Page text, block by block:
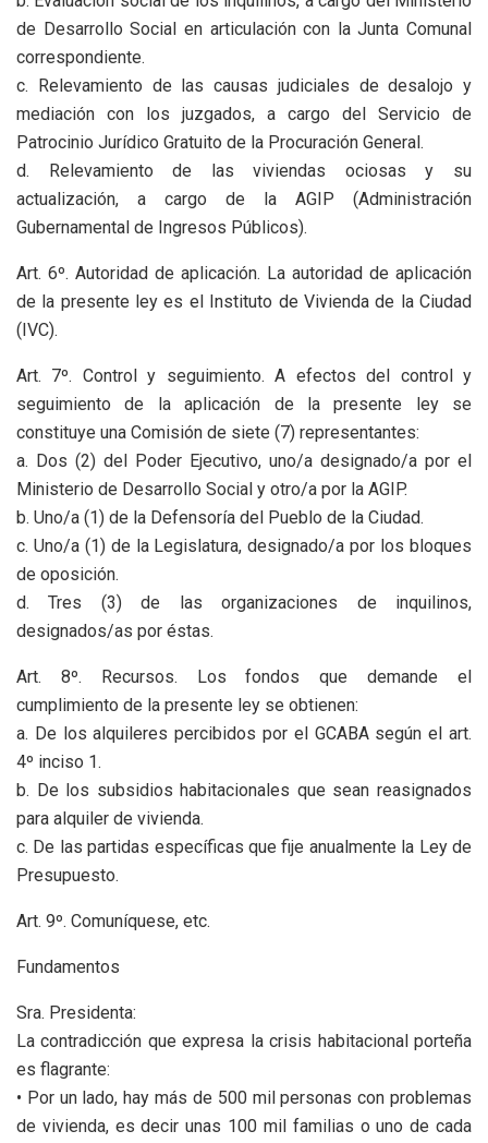
de Desarrollo Social en articulación con la Junta Comunal
correspondiente.
c. Relevamiento de las causas judiciales de desalojo y
mediación con los juzgados, a cargo del Servicio de
Patrocinio Jurídico Gratuito de la Procuración General.
d. Relevamiento de las viviendas ociosas y su
actualización, a cargo de la AGIP (Administración
Gubernamental de Ingresos Públicos).
Art. 6º. Autoridad de aplicación. La autoridad de aplicación
de la presente ley es el Instituto de Vivienda de la Ciudad
(IVC).
Art. 7º. Control y seguimiento. A efectos del control y
seguimiento de la aplicación de la presente ley se
constituye una Comisión de siete (7) representantes:
a. Dos (2) del Poder Ejecutivo, uno/a designado/a por el
Ministerio de Desarrollo Social y otro/a por la AGIP.
b. Uno/a (1) de la Defensoría del Pueblo de la Ciudad.
c. Uno/a (1) de la Legislatura, designado/a por los bloques
de oposición.
d. Tres (3) de las organizaciones de inquilinos,
designados/as por éstas.
Art. 8º. Recursos. Los fondos que demande el
cumplimiento de la presente ley se obtienen:
a. De los alquileres percibidos por el GCABA según el art.
4º inciso 1.
b. De los subsidios habitacionales que sean reasignados
para alquiler de vivienda.
c. De las partidas específicas que fije anualmente la Ley de
Presupuesto.
Art. 9º. Comuníquese, etc.
Fundamentos
Sra. Presidenta:
La contradicción que expresa la crisis habitacional porteña
es flagrante:
• Por un lado, hay más de 500 mil personas con problemas
de vivienda, es decir unas 100 mil familias o uno de cada